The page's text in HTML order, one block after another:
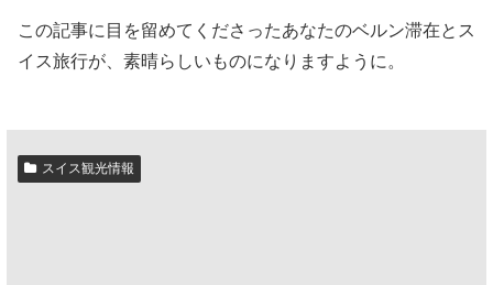
この記事に目を留めてくださったあなたのベルン滞在とス
イス旅行が、素晴らしいものになりますように。
スイス観光情報